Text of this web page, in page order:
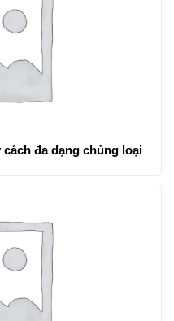
đa dạng chủng loại